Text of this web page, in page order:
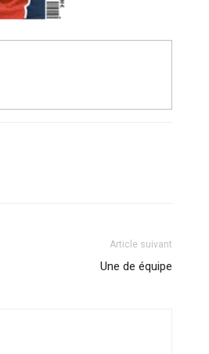
Article suivant
Une de équipe